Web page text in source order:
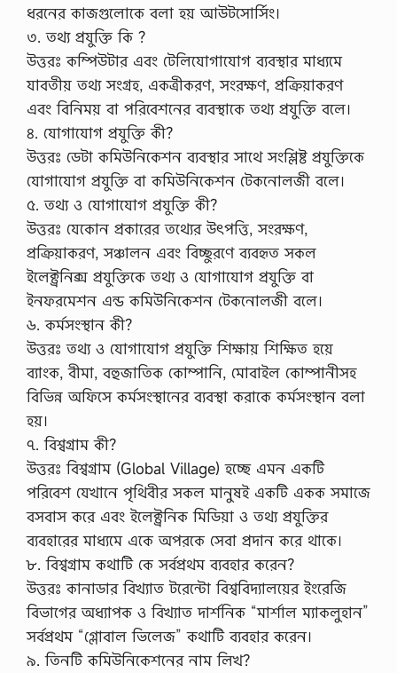
ধরনের কাজগুলোকে বলা হয় আউটসোর্সিং।
৩. তথ্য প্রযুক্তি কি ?
উত্তরঃ কম্পিউটার এবং টেলিযোগাযোগ ব্যবস্থার মাধ্যমে
যাবতীয় তথ্য সংগ্রহ, একত্রীকরণ, সংরক্ষণ, প্রক্রিয়াকরণ
এবং বিনিময় বা পরিবেশনের ব্যবস্থাকে তথ্য প্রযুক্তি বলে।
৪. যোগাযোগ প্রযুক্তি কী?
উত্তরঃ ডেটা কমিউনিকেশন ব্যবস্থার সাথে সংশ্লিষ্ট প্রযুক্তিকে
যোগাযোগ প্রযুক্তি বা কমিউনিকেশন টেকনোলজী বলে।
৫. তথ্য ও যোগাযোগ প্রযুক্তি কী?
উত্তরঃ যেকোন প্রকারের তথ্যের উৎপত্তি, সংরক্ষণ,
প্রক্রিয়াকরণ, সঞ্চালন এবং বিচ্ছুরণে ব্যবহৃত সকল
ইলেক্ট্রনিক্স প্রযুক্তিকে তথ্য ও যোগাযোগ প্রযুক্তি বা
ইনফরমেশন এন্ড কমিউনিকেশন টেকনোলজী বলে।
৬. কর্মসংস্থান কী?
উত্তরঃ তথ্য ও যোগাযোগ প্রযুক্তি শিক্ষায় শিক্ষিত হয়ে
ব্যাংক, বীমা, বহুজাতিক কোম্পানি, মোবাইল কোম্পানীসহ
বিভিন্ন অফিসে কর্মসংস্থানের ব্যবস্থা করাকে কর্মসংস্থান বলা
হয়।
৭. বিশ্বগ্রাম কী?
উত্তরঃ বিশ্বগ্রাম (Global Village) হচ্ছে এমন একটি
পরিবেশ যেখানে পৃথিবীর সকল মানুষই একটি একক সমাজে
বসবাস করে এবং ইলেক্ট্রনিক মিডিয়া ও তথ্য প্রযুক্তির
ব্যবহারের মাধ্যমে একে অপরকে সেবা প্রদান করে থাকে।
৮. বিশ্বগ্রাম কথাটি কে সর্বপ্রথম ব্যবহার করেন?
উত্তরঃ কানাডার বিখ্যাত টরেন্টো বিশ্ববিদ্যালয়ের ইংরেজি
বিভাগের অধ্যাপক ও বিখ্যাত দার্শনিক “মার্শাল ম্যাকলুহান”
সর্বপ্রথম “গ্লোবাল ভিলেজ” কথাটি ব্যবহার করেন।
৯. তিনটি কমিউনিকেশনের নাম লিখ?